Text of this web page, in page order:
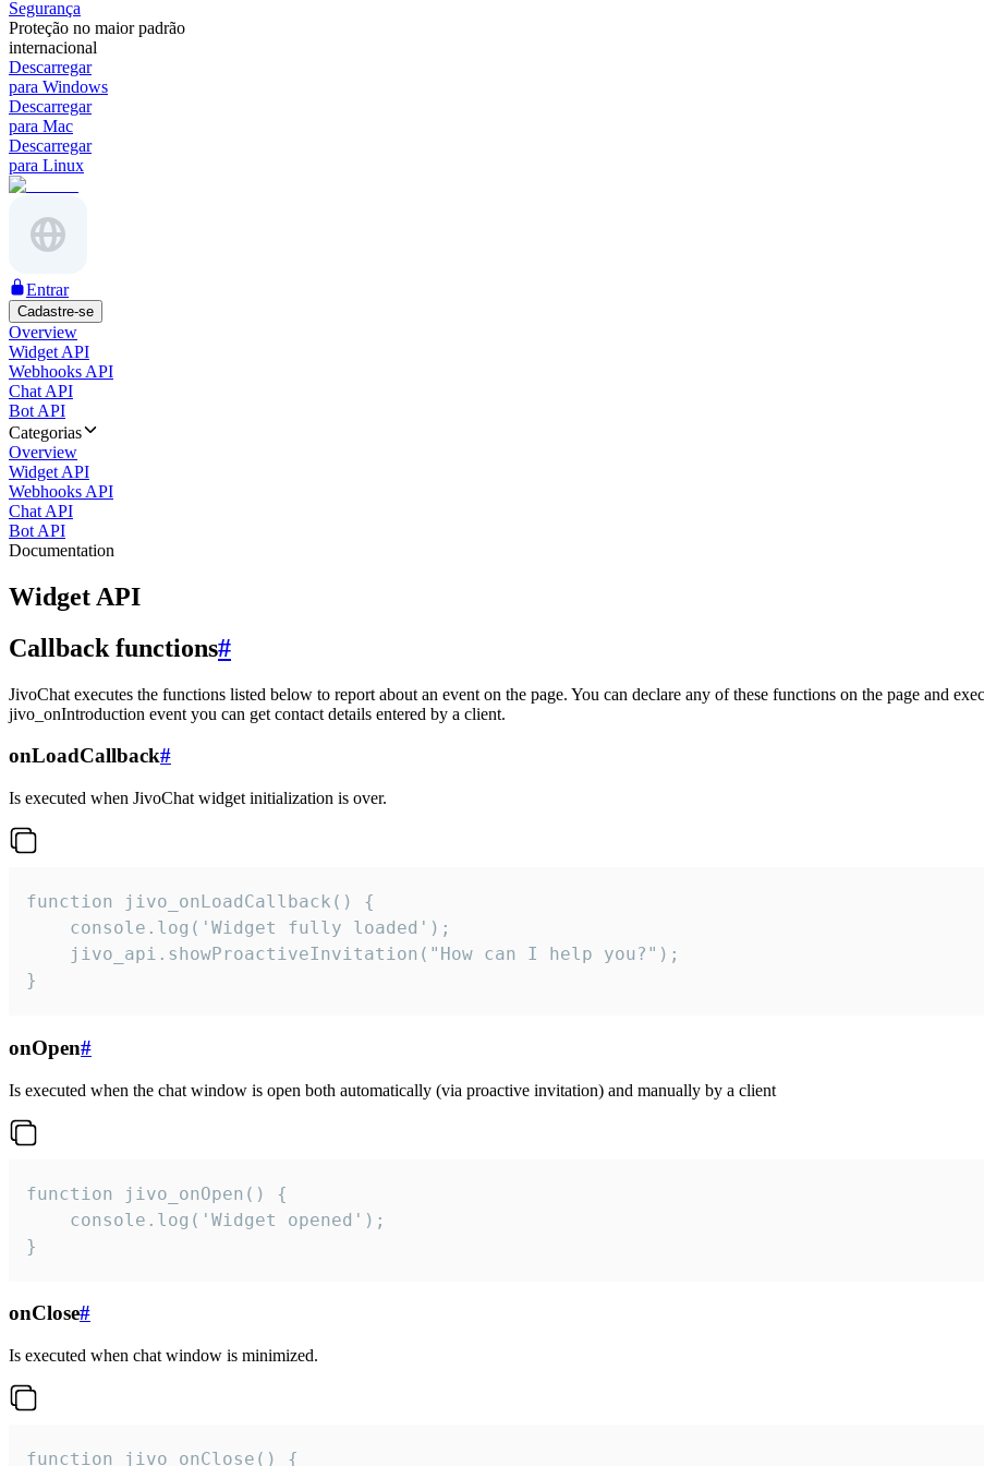
Segurança
Proteção no maior padrão
internacional
Descarregar
para Windows
Descarregar
para Mac
Descarregar
para Linux
Entrar
Cadastre-se
Overview
Widget API
Webhooks API
Chat API
Bot API
Categorias
Overview
Widget API
Webhooks API
Chat API
Bot API
Documentation
Widget API
Callback functions#
JivoChat executes the functions listed below to report about an event on the page. You can declare any of these functions on the page and
jivo_onIntroduction event you can get contact details entered by a client.
onLoadCallback#
Is executed when JivoChat widget initialization is over.
function jivo_onLoadCallback() {
    console.log('Widget fully loaded');
    jivo_api.showProactiveInvitation("How can I help you?");
}
onOpen#
Is executed when the chat window is open both automatically (via proactive invitation) and manually by a client
function jivo_onOpen() {
    console.log('Widget opened');
}
onClose#
Is executed when chat window is minimized.
function jivo_onClose() {